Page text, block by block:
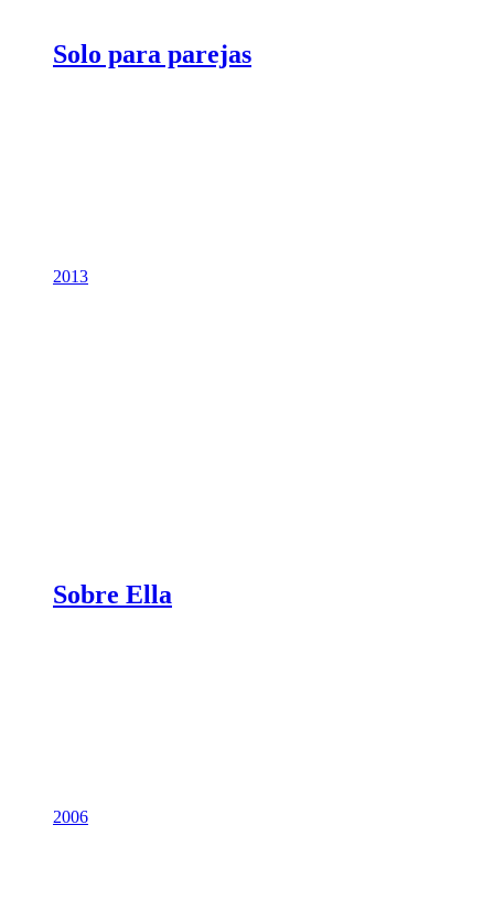
Solo para parejas
2013
Sobre Ella
2006